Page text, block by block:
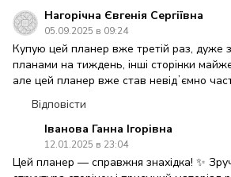
Нагорічна Євгенія Сергіївна
05.09.2025 в 09:24
Купую цей планер вже третій раз, дуже
планами на тиждень, інші сторінки
але цей планер вже став невідʼємно
Відповісти
Іванова Ганна Ігорівна
12.01.2025 в 23:04
Цей планер — справжня знахідка! ✨